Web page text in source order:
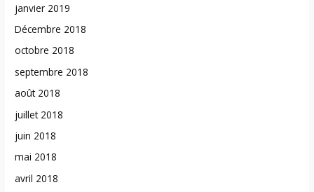
janvier 2019
Décembre 2018
octobre 2018
septembre 2018
août 2018
juillet 2018
juin 2018
mai 2018
avril 2018